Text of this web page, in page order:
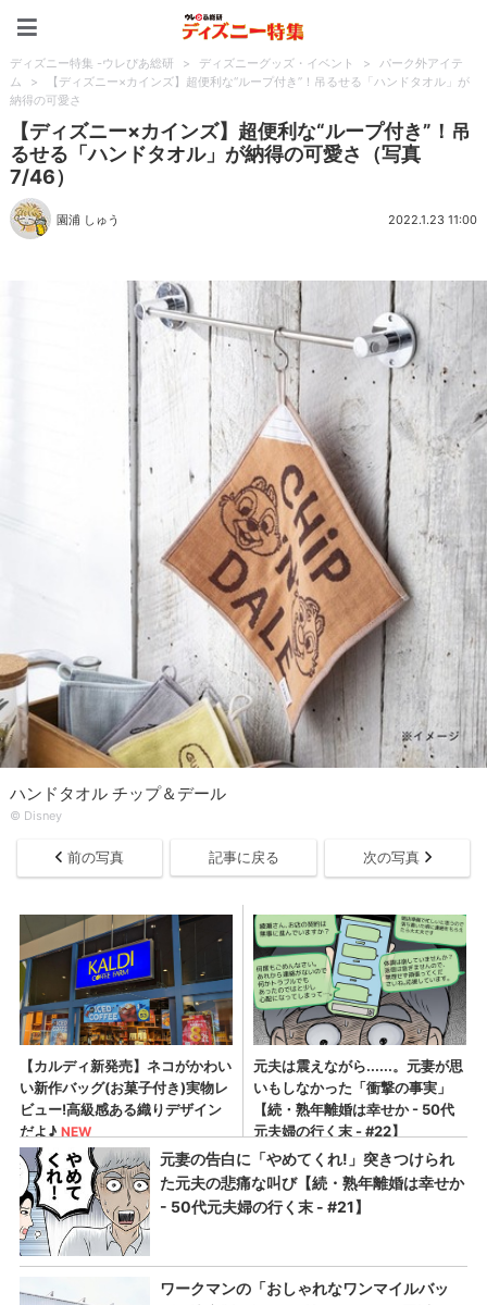
ディズニー特集 -ウレぴあ総研 > ディズニーグッズ・イベント >
パーク外アイテ
ム
>
【ディズニー×カインズ】超便利な“ループ付き”！吊るせる「ハンドタオル」が
納得の可愛さ
【ディズニー×カインズ】超便利な“ループ付き”！吊
るせる「ハンドタオル」が納得の可愛さ（写真
7/46）
園浦 しゅう 2022.1.23 11:00
ハンドタオル チップ＆デール
© Disney
前の写真 記事に戻る 次の写真